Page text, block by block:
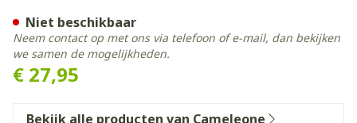
€ 27,95
Niet beschikbaar
Neem contact op met ons via telefoon of e-mail, dan bekijken
we samen de mogelijkheden.
Bekijk alle producten van Cameleone